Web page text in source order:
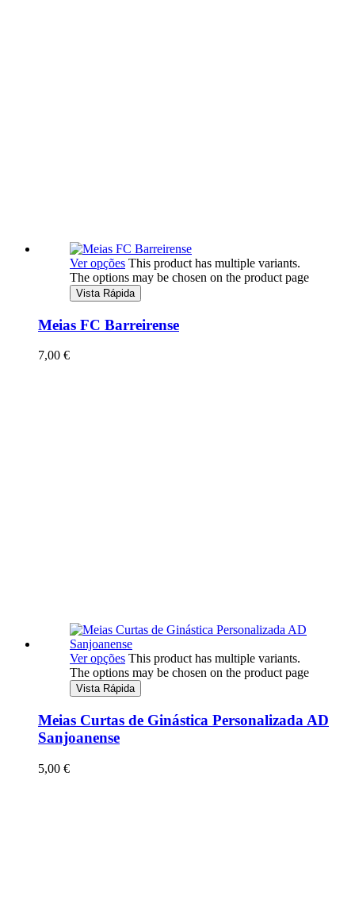
Ver opções This product has multiple variants.
The options may be chosen on the product page
Vista Rápida
Meias FC Barreirense
7,00 €
Ver opções This product has multiple variants.
The options may be chosen on the product page
Vista Rápida
Meias Curtas de Ginástica Personalizada AD
Sanjoanense
5,00 €